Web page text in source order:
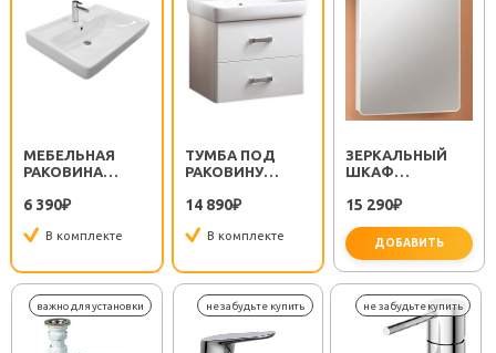
МЕБЕЛЬНАЯ
РАКОВИНА
6 390₽
В комплекте
ТУМБА ПОД
РАКОВИНУ
14 890₽
В комплекте
ЗЕРКАЛЬНЫЙ
ШКАФ
15 290₽
ДОБАВИТЬ